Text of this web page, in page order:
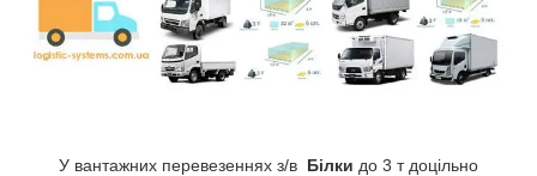
У вантажних перевезеннях з/в Білки до 3 т доцільно